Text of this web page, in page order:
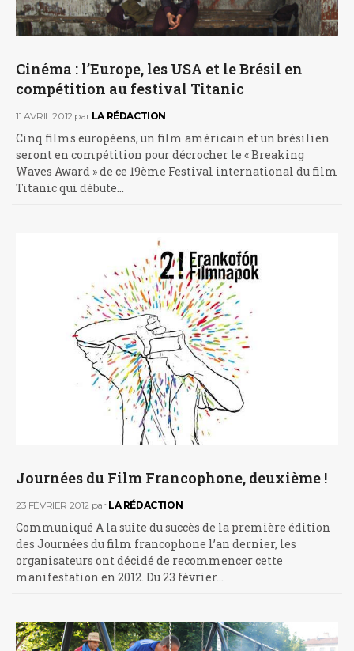
Cinéma : l’Europe, les USA et le Brésil en
compétition au festival Titanic
11 AVRIL 2012 par LA RÉDACTION
Cinq films européens, un film américain et un brésilien
seront en compétition pour décrocher le « Breaking
Waves Award » de ce 19ème Festival international du film
Titanic qui débute…
Journées du Film Francophone, deuxième !
23 FÉVRIER 2012 par LA RÉDACTION
Communiqué A la suite du succès de la première édition
des Journées du film francophone l’an dernier, les
organisateurs ont décidé de recommencer cette
manifestation en 2012. Du 23 février…